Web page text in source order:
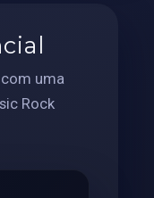
uma
Rock